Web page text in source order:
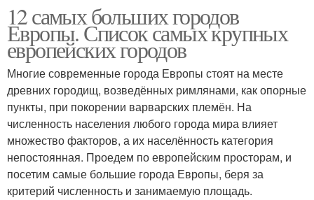
12 самых больших городов
Европы. Список самых крупных
европейских городов
Многие современные города Европы стоят на месте
древних городищ, возведённых римлянами, как опорные
пункты, при покорении варварских племён. На
численность населения любого города мира влияет
множество факторов, а их населённость категория
непостоянная. Проедем по европейским просторам, и
посетим самые большие города Европы, беря за
критерий численность и занимаемую площадь.